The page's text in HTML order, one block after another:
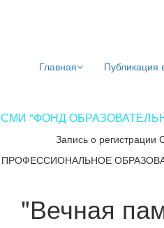
Главная
СМИ "ФОНД
Запись о
ПРОФЕССИОНАЛЬНОЕ
"Вечная